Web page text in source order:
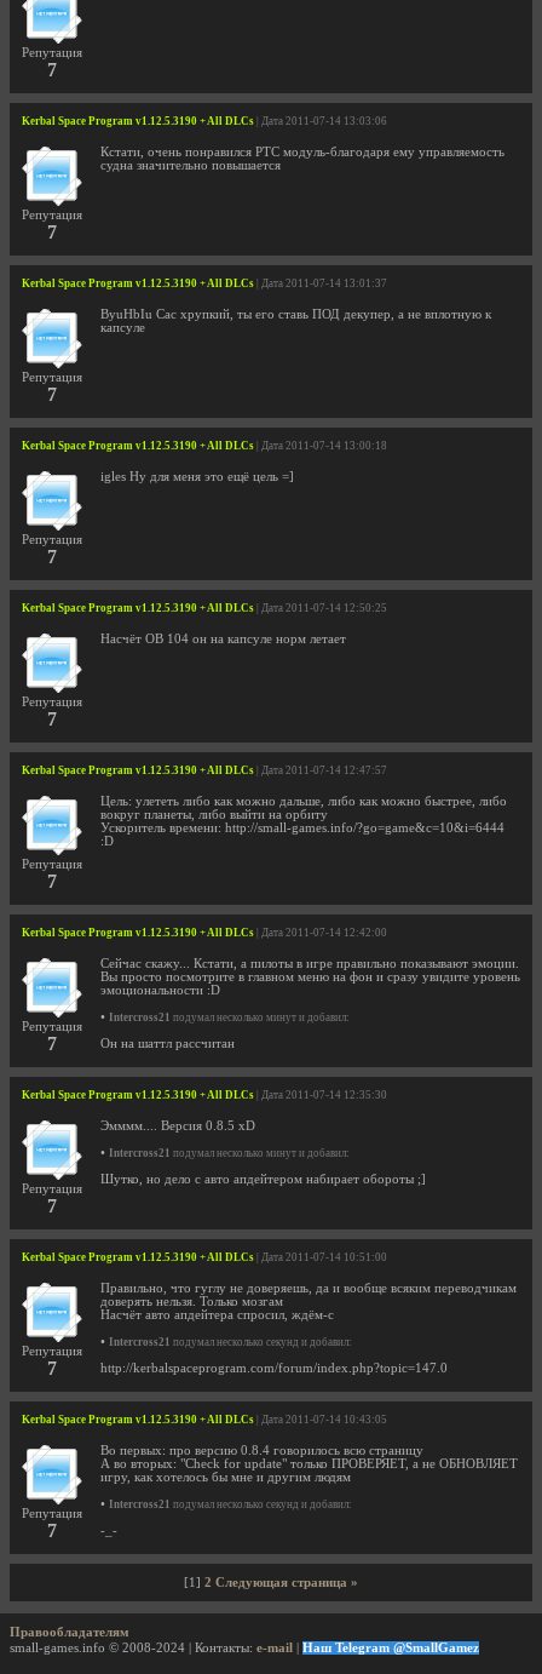
Репутация
7
Kerbal Space Program v1.12.5.3190 + All DLCs | Дата 2011-07-14 13:03:06
Репутация
7
Кстати, очень понравился РТС модуль-благодаря ему управляемость
судна значительно повышается
Kerbal Space Program v1.12.5.3190 + All DLCs | Дата 2011-07-14 13:01:37
Репутация
7
ByuHbIu Сас хрупкий, ты его ставь ПОД декупер, а не вплотную к
капсуле
Kerbal Space Program v1.12.5.3190 + All DLCs | Дата 2011-07-14 13:00:18
Репутация
7
igles Ну для меня это ещё цель =]
Kerbal Space Program v1.12.5.3190 + All DLCs | Дата 2011-07-14 12:50:25
Репутация
7
Насчёт ОВ 104 он на капсуле норм летает
Kerbal Space Program v1.12.5.3190 + All DLCs | Дата 2011-07-14 12:47:57
Репутация
7
Цель: улететь либо как можно дальше, либо как можно быстрее, либо
вокруг планеты, либо выйти на орбиту
Ускоритель времени: http://small-games.info/?go=game&c=10&i=6444
:D
Kerbal Space Program v1.12.5.3190 + All DLCs | Дата 2011-07-14 12:42:00
Репутация
7
Сейчас скажу... Кстати, а пилоты в игре правильно показывают эмоции.
Вы просто посмотрите в главном меню на фон и сразу увидите уровень
эмоциональности :D
• Intercross21 подумал несколько минут и добавил:
Он на шаттл рассчитан
Kerbal Space Program v1.12.5.3190 + All DLCs | Дата 2011-07-14 12:35:30
Репутация
7
Эмммм.... Версия 0.8.5 xD
• Intercross21 подумал несколько минут и добавил:
Шутко, но дело с авто апдейтером набирает обороты ;]
Kerbal Space Program v1.12.5.3190 + All DLCs | Дата 2011-07-14 10:51:00
Репутация
7
Правильно, что гуглу не доверяешь, да и вообще всяким переводчикам
доверять нельзя. Только мозгам
Насчёт авто апдейтера спросил, ждём-с
• Intercross21 подумал несколько секунд и добавил:
http://kerbalspaceprogram.com/forum/index.php?topic=147.0
Kerbal Space Program v1.12.5.3190 + All DLCs | Дата 2011-07-14 10:43:05
Репутация
7
Во первых: про версию 0.8.4 говорилось всю страницу
А во вторых: "Check for update" только ПРОВЕРЯЕТ, а не ОБНОВЛЯЕТ
игру, как хотелось бы мне и другим людям
• Intercross21 подумал несколько секунд и добавил:
-_-
[1] 2 Следующая страница »
Правообладателям
small-games.info © 2008-2024 | Контакты: e-mail Наш Telegram @SmallGamez